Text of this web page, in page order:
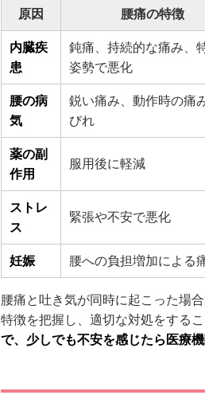
原因 腰痛の特徴
内臓疾
患
鈍痛、持続的な痛み、
姿勢で悪化
腰の病
気
鋭い痛み、動作時の痛
びれ
薬の副
作用
服用後に軽減
ストレ
ス
緊張や不安で悪化
妊娠 腰への負担増加による
腰痛と吐き気が同時に起こった場
特徴を把握し、適切な対処をするこ
で、少しでも不安を感じたら医療機